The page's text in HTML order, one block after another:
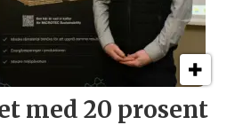
med 20 prosent